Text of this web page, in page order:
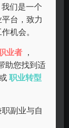
在家的兼职工
问题。这份工
和人交流的
我们是一个
台，致力
机会。
业者
，
助您找到适
职业转型
职副业与自